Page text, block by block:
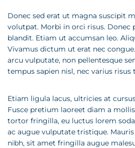
Donec sed erat ut magna suscipit
volutpat. Morbi in orci risus.
blandit. Etiam ut accumsan leo.
Vivamus dictum ut erat nec
arcu vulputate, non pellentesque
tempus sapien nisl, nec varius risus
Etiam ligula lacus, ultricies at
Fusce pretium laoreet diam a
tortor fringilla, eu luctus lorem
ac augue vulputate tristique.
nibh, sit amet fringilla augue